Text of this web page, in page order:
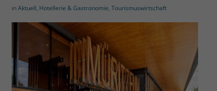
inAktuell, Hotellerie & Gastronomie, Tourismuswirtschaft